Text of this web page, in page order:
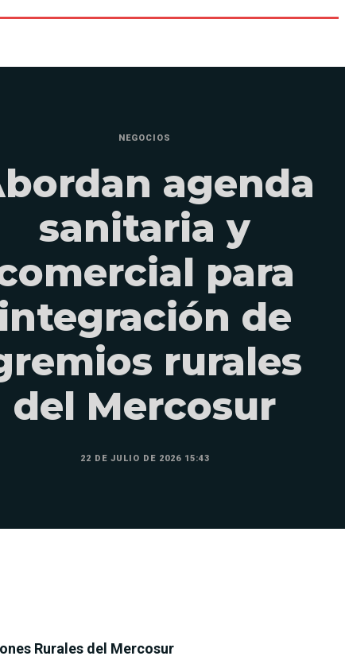
NEGOCIOS
agenda
sanitaria y
para
integración de
rurales
del Mercosur
22 DE JULIO DE 2026 15:43
Rurales del Mercosur